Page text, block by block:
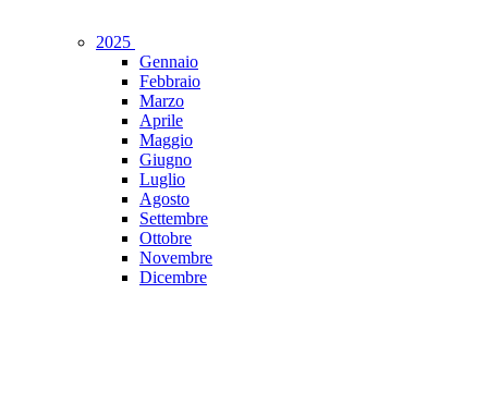
2025
Gennaio
Febbraio
Marzo
Aprile
Maggio
Giugno
Luglio
Agosto
Settembre
Ottobre
Novembre
Dicembre